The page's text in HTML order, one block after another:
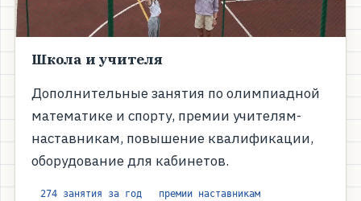
Школа и учителя
Дополнительные занятия по олимпиадной
математике и спорту, премии учителям-
наставникам, повышение квалификации,
оборудование для кабинетов.
274 занятия за год премии наставникам